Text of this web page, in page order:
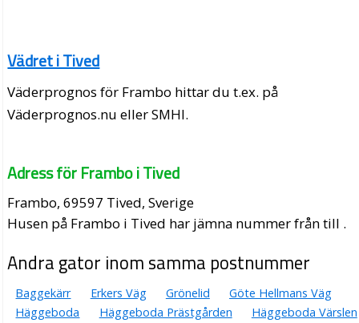
Vädret i Tived
Väderprognos för Frambo hittar du t.ex. på
Väderprognos.nu eller SMHI.
Adress för Frambo i Tived
Frambo, 69597 Tived, Sverige
Husen på Frambo i Tived har jämna nummer från till .
Andra gator inom samma postnummer
Baggekärr Erkers Väg Grönelid
Göte Hellmans Väg
Häggeboda
Häggeboda Prästgården
Häggeboda Värslen